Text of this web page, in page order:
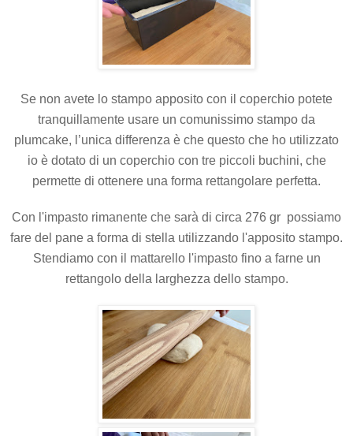
Se non avete lo stampo apposito con il coperchio potete
tranquillamente usare un comunissimo stampo da
plumcake, l’unica differenza è che questo che ho utilizzato
io è dotato di un coperchio con tre piccoli buchini, che
permette di ottenere una forma rettangolare perfetta.
Con l'impasto rimanente che sarà di circa 276 gr possiamo
fare del pane a forma di stella utilizzando l'apposito stampo.
Stendiamo con il mattarello l'impasto fino a farne un
rettangolo della larghezza dello stampo.